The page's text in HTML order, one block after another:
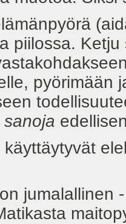
piilossa.
pyörimään
jumalallinen